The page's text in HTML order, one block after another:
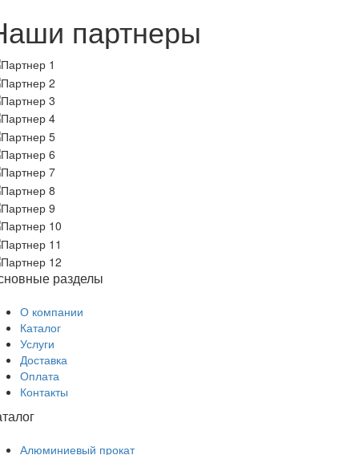
партнеры
разделы
О компании
Каталог
Услуги
Доставка
Оплата
Контакты
Алюминиевый прокат